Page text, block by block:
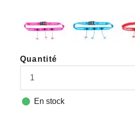
Quantité
 En stock